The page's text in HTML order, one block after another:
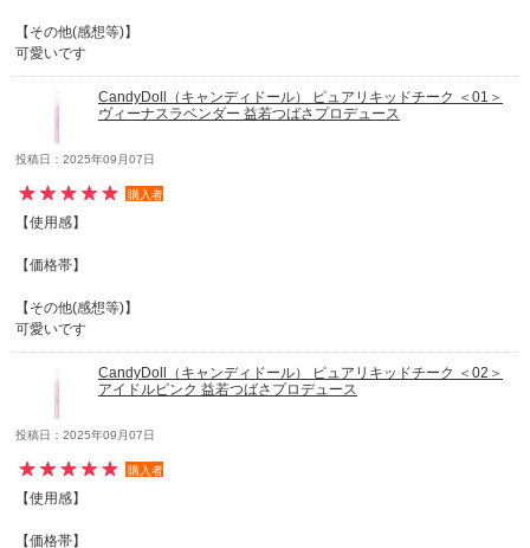
【その他(感想等)】
可愛いです
CandyDoll（キャンディドール） ピュアリキッドチーク ＜01＞
ヴィーナスラベンダー 益若つばさプロデュース
投稿日：2025年09月07日
購入者
【使用感】
【価格帯】
【その他(感想等)】
可愛いです
CandyDoll（キャンディドール） ピュアリキッドチーク ＜02＞
アイドルピンク 益若つばさプロデュース
投稿日：2025年09月07日
購入者
【使用感】
【価格帯】